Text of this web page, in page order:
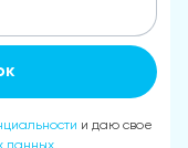
и даю свое